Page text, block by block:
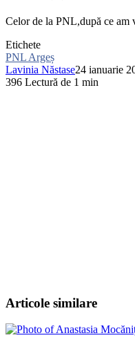
Celor de la PNL,după ce am
Etichete
PNL Argeș
Lavinia Năstase24 ianuarie
396 Lectură de 1 min
Articole similare